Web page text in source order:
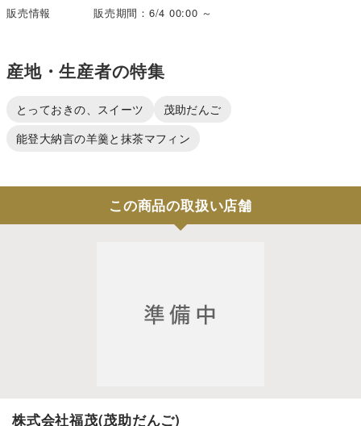
販売情報 販売期間：6/4 00:00 ～
産地・生産者の特集
とっておきの、スイーツ
茂助だんご
能登大納言の羊羹と抹茶マフィン
この商品の取扱い店舗
株式会社福茂(茂助だんご)